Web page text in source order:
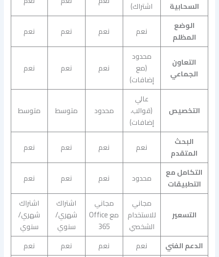
السحابية
اشتراك)
الوضع
المظلم
نعم نعم نعم نعم
التعاون
الجماعي
محدود
(مع
إضافات)
نعم نعم نعم
التخصيص
عالي
(قوالب،
إضافات)
محدود متوسط متوسط
البحث
المتقدم
نعم نعم نعم
نعم
التكامل مع
التطبيقات
محدود نعم نعم نعم
التسعير
مجاني
للاستخدام
الشخصي
مجاني
مع Office
365
اشتراك
شهري/
سنوي
اشتراك
شهري/
سنوي
الدعم الفني
نعم نعم نعم نعم